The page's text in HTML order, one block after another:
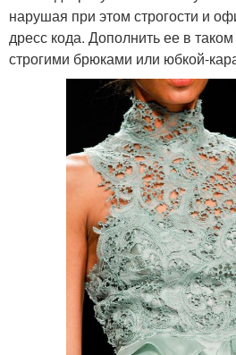
нарушая при этом строгости и
дресс кода. Дополнить ее в
строгими брюками или юбкой-